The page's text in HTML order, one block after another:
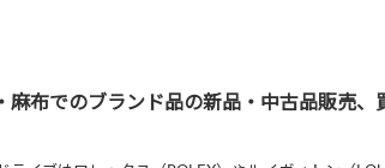
麻布でのブランド品の新品・中古品販売、